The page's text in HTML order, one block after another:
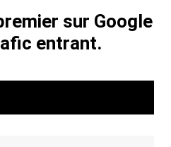
sur Google
entrant.